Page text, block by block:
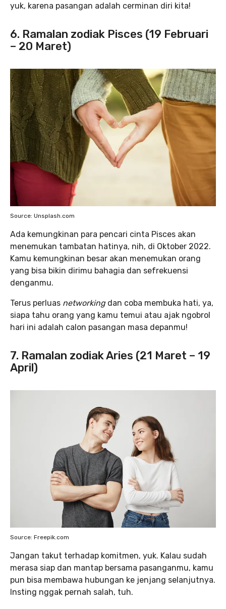
yuk, karena pasangan adalah cerminan diri kita!
6. Ramalan zodiak Pisces (19 Februari
– 20 Maret)
Source: Unsplash.com
Ada kemungkinan para pencari cinta Pisces akan
menemukan tambatan hatinya, nih, di Oktober 2022.
Kamu kemungkinan besar akan menemukan orang
yang bisa bikin dirimu bahagia dan sefrekuensi
denganmu.
Terus perluas networkingdan coba membuka hati, ya,
siapa tahu orang yang kamu temui atau ajak ngobrol
hari ini adalah calon pasangan masa depanmu!
7. Ramalan zodiak Aries (21 Maret – 19
April)
Source: Freepik.com
Jangan takut terhadap komitmen, yuk. Kalau sudah
merasa siap dan mantap bersama pasanganmu, kamu
pun bisa membawa hubungan ke jenjang selanjutnya.
Insting nggak pernah salah, tuh.